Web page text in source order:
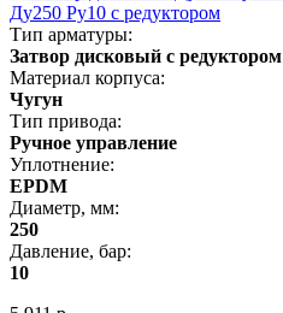
Ду250 Ру10 с редуктором
Тип арматуры:
Затвор дисковый с редуктором
Материал корпуса:
Чугун
Тип привода:
Ручное управление
Уплотнение:
EPDM
Диаметр, мм:
250
Давление, бар:
10